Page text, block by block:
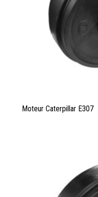
Moteur Caterpillar E307